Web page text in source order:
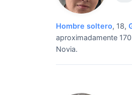
Hombre soltero, 18,
aproximadamente
Novia.